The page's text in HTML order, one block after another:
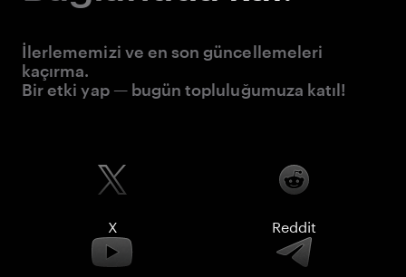
İlerlememizi ve en son güncellemeleri
kaçırma.
Bir etki yap — bugün topluluğumuza katıl!
X Reddit